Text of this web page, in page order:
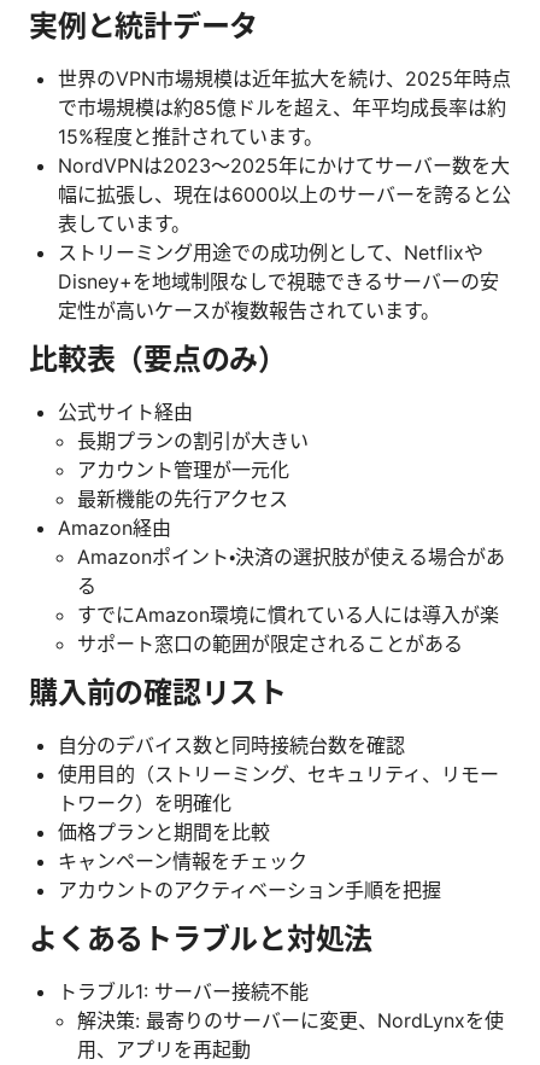
実例と統計データ
世界のVPN市場規模は近年拡大を続け、2025年時点
で市場規模は約85億ドルを超え、年平均成長率は約
15%程度と推計されています。
NordVPNは2023〜2025年にかけてサーバー数を大
幅に拡張し、現在は6000以上のサーバーを誇ると公
表しています。
ストリーミング用途での成功例として、Netflixや
Disney+を地域制限なしで視聴できるサーバーの安
定性が高いケースが複数報告されています。
比較表（要点のみ）
公式サイト経由
長期プランの割引が大きい
アカウント管理が一元化
最新機能の先行アクセス
Amazon経由
Amazonポイント・決済の選択肢が使える場合があ
る
すでにAmazon環境に慣れている人には導入が楽
サポート窓口の範囲が限定されることがある
購入前の確認リスト
自分のデバイス数と同時接続台数を確認
使用目的（ストリーミング、セキュリティ、リモー
トワーク）を明確化
価格プランと期間を比較
キャンペーン情報をチェック
アカウントのアクティベーション手順を把握
よくあるトラブルと対処法
トラブル1: サーバー接続不能
解決策: 最寄りのサーバーに変更、NordLynxを使
用、アプリを再起動